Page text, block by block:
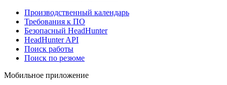
Производственный календарь
Требования к ПО
Безопасный HeadHunter
HeadHunter API
Поиск работы
Поиск по резюме
Мобильное приложение